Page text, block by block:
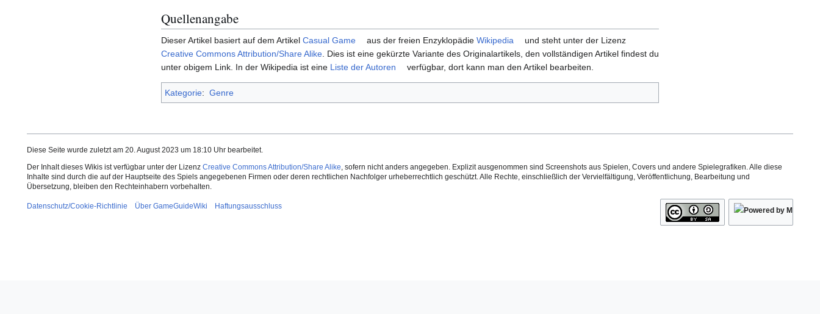
Quellenangabe
Dieser Artikel basiert auf dem Artikel Casual Game aus der freien Enzyklopädie Wikipedia
und steht unter der Lizenz
Creative Commons Attribution/Share Alike . Dies ist eine gekürzte Variante des Originalartikels, den vollständigen Artikel findest du
unter obigem Link. In der Wikipedia ist eine Liste der Autoren verfügbar, dort kann man den Artikel bearbeiten.
Kategorie: Genre
Diese Seite wurde zuletzt am 20. August 2023 um 18:10 Uhr bearbeitet.
Der Inhalt dieses Wikis ist verfügbar unter der Lizenz Creative Commons Attribution/Share Alike, sofern nicht anders angegeben. Explizit ausgenommen sind Screenshots aus Spielen, Covers und andere Spielegrafiken. Alle diese
Inhalte sind durch die auf der Hauptseite des Spiels angegebenen Firmen oder deren rechtlichen Nachfolger urheberrechtlich geschützt. Alle Rechte, einschließlich der Vervielfältigung, Veröffentlichung, Bearbeitung und
Übersetzung, bleiben den Rechteinhabern vorbehalten.
Datenschutz/Cookie-Richtlinie Über GameGuideWiki Haftungsausschluss